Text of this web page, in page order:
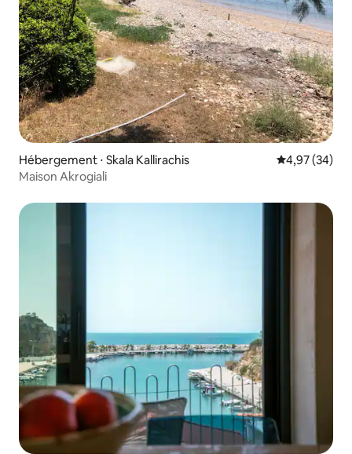
Hébergement ⋅ Skala Kallirachis Évaluation
4,97 (34)
Maison Akrogiali